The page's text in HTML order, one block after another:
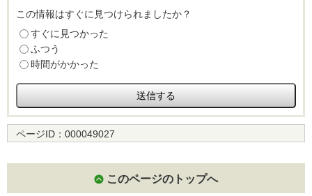
この情報はすぐに見つけられましたか？
すぐに見つかった
ふつう
時間がかかった
ページID： 000049027
このページのトップへ